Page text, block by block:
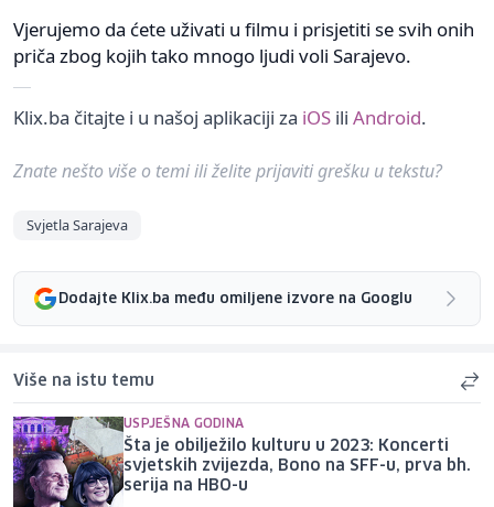
Vjerujemo da ćete uživati u filmu i prisjetiti se svih onih
priča zbog kojih tako mnogo ljudi voli Sarajevo.
Klix.ba čitajte i u našoj aplikaciji za iOS ili Android.
Znate nešto više o temi ili želite prijaviti grešku u tekstu?
Svjetla Sarajeva
Dodajte Klix.ba među omiljene izvore na Googlu
Više na istu temu
USPJEŠNA GODINA
Šta je obilježilo kulturu u 2023: Koncerti
svjetskih zvijezda, Bono na SFF-u, prva bh.
serija na HBO-u